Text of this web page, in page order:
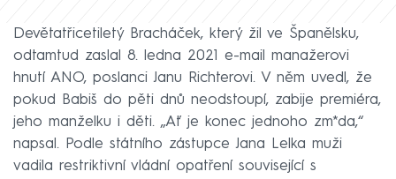
Devětatřicetiletý Bracháček, který žil ve Španělsku,
odtamtud zaslal 8. ledna 2021 e-mail manažerovi
hnutí ANO, poslanci Janu Richterovi. V něm uvedl, že
pokud Babiš do pěti dnů neodstoupí, zabije premiéra,
jeho manželku i děti. „Ať je konec jednoho zm*da,“
napsal. Podle státního zástupce Jana Lelka muži
vadila restriktivní vládní opatření související s